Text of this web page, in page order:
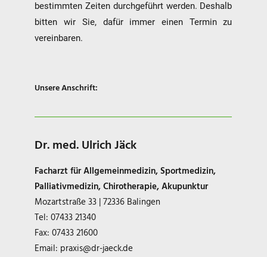
bestimmten Zeiten durchgeführt werden. Deshalb
bitten wir Sie, dafür immer einen Termin zu
vereinbaren.
Unsere Anschrift:
Dr. med. Ulrich Jäck
Facharzt für Allgemeinmedizin, Sportmedizin,
Palliativmedizin, Chirotherapie, Akupunktur
Mozartstraße 33 | 72336 Balingen
Tel: 07433 21340
Fax: 07433 21600
Email: praxis@dr-jaeck.de